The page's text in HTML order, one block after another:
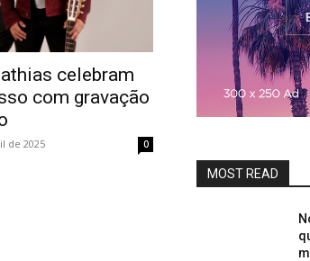
celebram
com gravação
de 2025 0
MOST READ